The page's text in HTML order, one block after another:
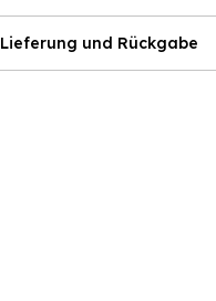
Lieferung und Rückgabe